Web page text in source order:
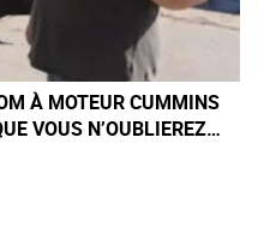
À MOTEUR CUMMINS
VOUS N’OUBLIEREZ